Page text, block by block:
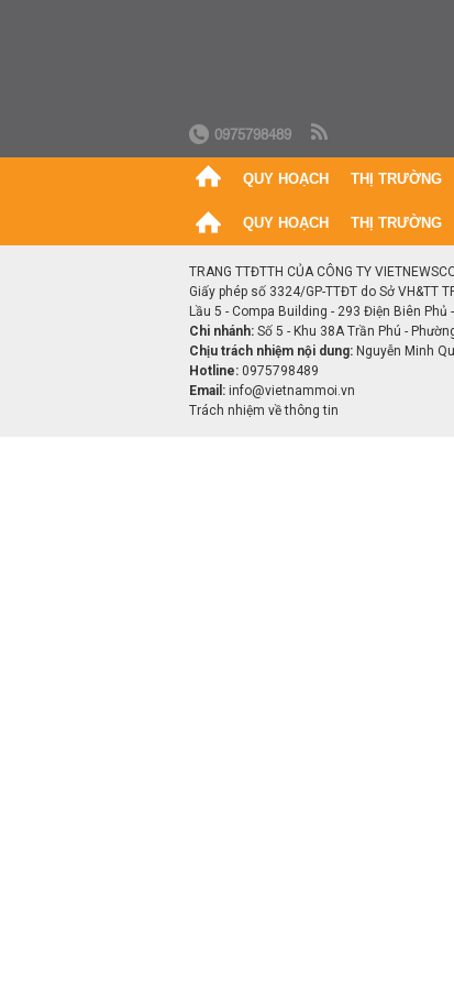
0975798489
QUY HOẠCH THỊ TRƯỜNG
QUY HOẠCH THỊ TRƯỜNG
TRANG TTĐTTH CỦA CÔNG TY
Giấy phép số 3324/GP-TTĐT do Sở VH&TT
Lầu 5 - Compa Building - 293 Điện Biên Phủ
Chi nhánh: Số 5 - Khu 38A Trần Phú -
Chịu trách nhiệm nội dung: Nguyễn Minh
Hotline: 0975798489
Email: info@vietnammoi.vn
Trách nhiệm về thông tin